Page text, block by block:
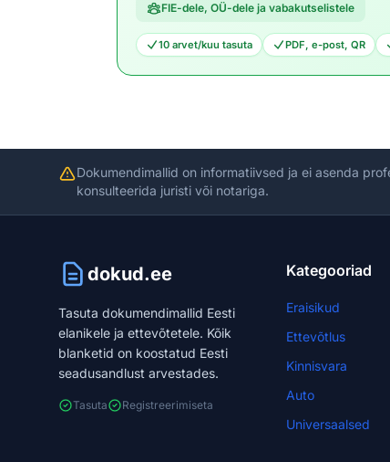
FIE-dele, OÜ-dele ja vabakutselistele
10 arvet/kuu tasuta PDF, e-post, QR
Dokumendimallid on informatiivsed ja ei asenda
konsulteerida juristi või notariga.
dokud.ee
Tasuta dokumendimallid Eesti
elanikele ja ettevõtetele. Kõik
blanketid on koostatud Eesti
seadusandlust arvestades.
Tasuta Registreerimiseta
Kategooriad
Eraisikud
Ettevõtlus
Kinnisvara
Auto
Universaalsed